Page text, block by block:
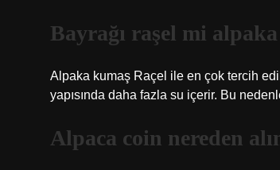
Bayrağı raşel mi alpaka
Alpaka kumaş Raçel ile en çok tercih
yapısında daha fazla su içerir. Bu
Alpaca coin nereden